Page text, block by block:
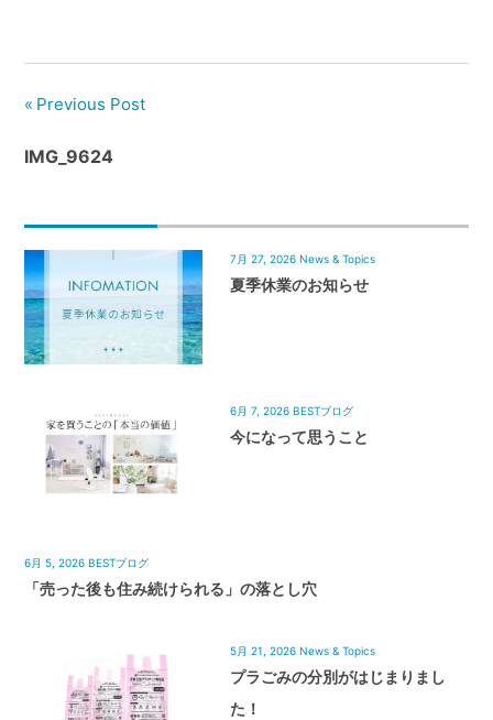
密
着
HOUSE
Previous Post
IMG_9624
7月 27, 2026 News & Topics
夏季休業のお知らせ
6月 7, 2026 BESTブログ
今になって思うこと
6月 5, 2026 BESTブログ
「売った後も住み続けられる」の落とし穴
5月 21, 2026 News & Topics
プラごみの分別がはじまりまし
た！